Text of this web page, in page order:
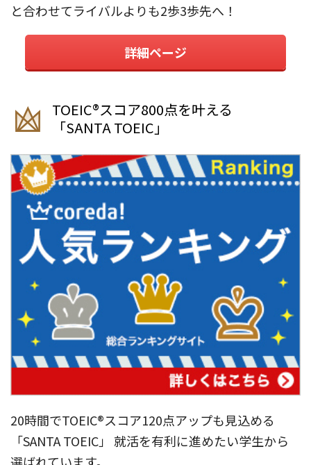
と合わせてライバルよりも2歩3歩先へ！
詳細ページ
TOEIC®︎スコア800点を叶える
「SANTA TOEIC」
20時間でTOEIC®︎スコア120点アップも見込める
「SANTA TOEIC」 就活を有利に進めたい学生から